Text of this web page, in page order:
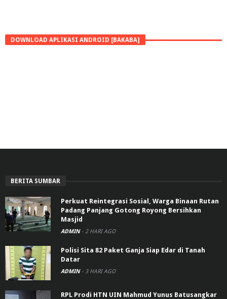
DOWNLOAD APLIKASI ANDROID [BAKABA]
BERITA SUMBAR
Perkuat Reintegrasi Sosial, Warga Binaan Rutan
Padang Panjang Gotong Royong Bersihkan
Masjid
ADMIN - 2 HARI AGO
Polisi Sita 82 Paket Ganja Siap Edar di Tanah
Datar
ADMIN - 3 HARI AGO
RPL Prodi HTN UIN Mahmud Yunus Batusangkar